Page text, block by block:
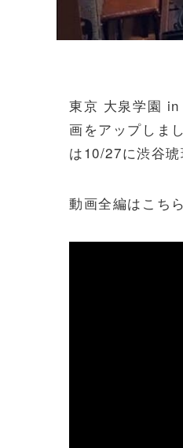
東京 大泉学園 in
画をアップしま
は10/27に渋谷
動画全編はこち